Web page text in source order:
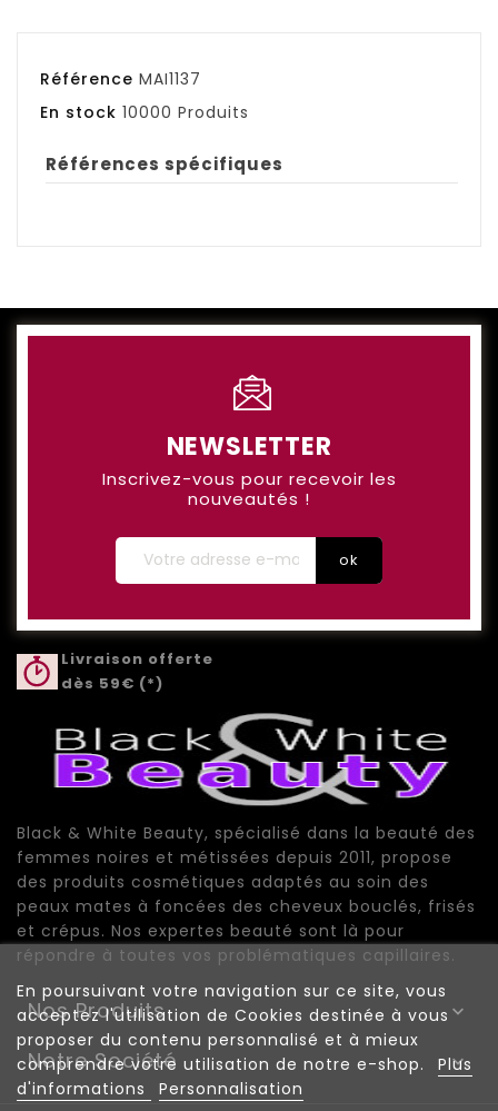
Référence MAI1137
En stock 10000 Produits
Références spécifiques
NEWSLETTER
Inscrivez-vous pour recevoir les
nouveautés !
Livraison offerte
dès 59€ (*)
Black & White Beauty, spécialisé dans la beauté des
femmes noires et métissées depuis 2011, propose
des produits cosmétiques adaptés au soin des
peaux mates à foncées des cheveux bouclés, frisés
et crépus. Nos expertes beauté sont là pour
répondre à toutes vos problématiques capillaires.
Nos Produits 
Notre Société 
En poursuivant votre navigation sur ce site, vous
acceptez l'utilisation de Cookies destinée à vous
proposer du contenu personnalisé et à mieux
comprendre votre utilisation de notre e-shop.
Plus
d'informations
Personnalisation